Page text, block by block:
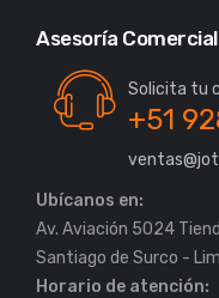
Asesoría Comercial
Solicita tu
+51
Ubícanos en:
Av. Aviación 5024
Horario de atención: